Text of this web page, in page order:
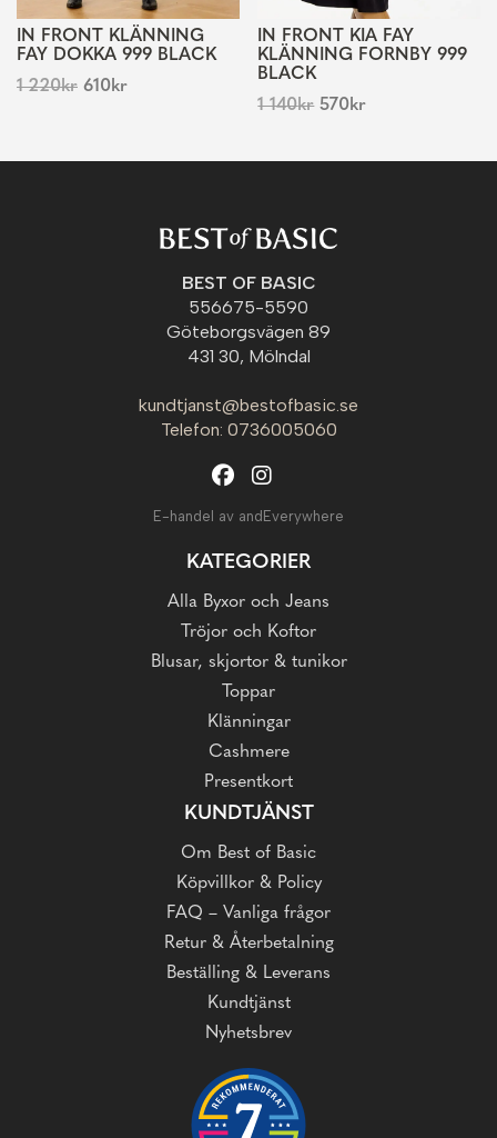
IN FRONT KLÄNNING
FAY DOKKA 999 BLACK
1 220kr 610kr
IN FRONT KIA FAY
KLÄNNING FORNBY 999
BLACK
1 140kr 570kr
BEST OF BASIC
556675-5590
Göteborgsvägen 89
431 30, Mölndal
kundtjanst@bestofbasic.se
Telefon: 0736005060
E-handel av andEverywhere
KATEGORIER
Alla Byxor och Jeans
Tröjor och Koftor
Blusar, skjortor & tunikor
Toppar
Klänningar
Cashmere
Presentkort
KUNDTJÄNST
Om Best of Basic
Köpvillkor & Policy
FAQ – Vanliga frågor
Retur & Återbetalning
Beställing & Leverans
Kundtjänst
Nyhetsbrev